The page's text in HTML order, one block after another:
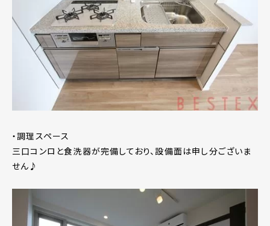
・調理スペース
三口コンロと食洗器が完備しており、設備面は申し分ございま
せん♪